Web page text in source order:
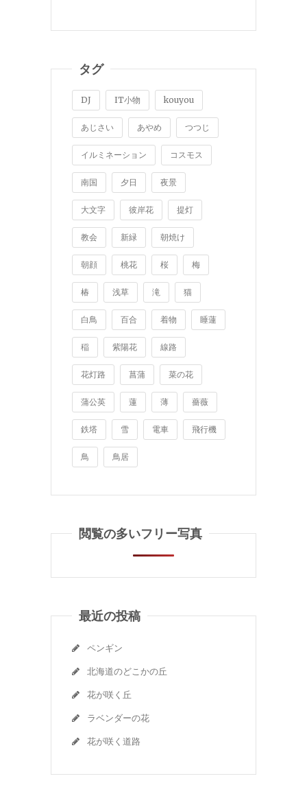
タグ
DJ IT小物 kouyou
あじさい あやめ つつじ
イルミネーション コスモス
南国 夕日 夜景
大文字 彼岸花 提灯
教会 新緑 朝焼け
朝顔 桃花 桜 梅
椿 浅草 滝 猫
白鳥 百合 着物 睡蓮
稲 紫陽花 線路
花灯路 菖蒲 菜の花
蒲公英 蓮 薄 薔薇
鉄塔 雪 電車 飛行機
鳥 鳥居
閲覧の多いフリー写真
最近の投稿
ペンギン
北海道のどこかの丘
花が咲く丘
ラベンダーの花
花が咲く道路